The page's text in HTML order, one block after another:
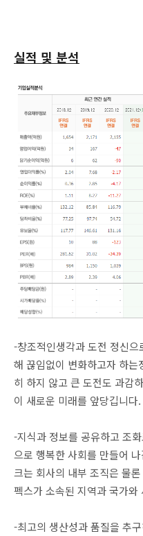
실적 및 분석
-창조적인생각과 도전 정신
해 끊임없이 변화하고자 하
히 하지 않고 큰 도전도 과감
이 새로운 미래를 앞당깁니다.
-지식과 정보를 공유하고 조
으로 행복한 사회를 만들어
크는 회사의 내부 조직은 물
펙스가 소속된 지역과 국가와
-최고의 생산성과 품질을 추